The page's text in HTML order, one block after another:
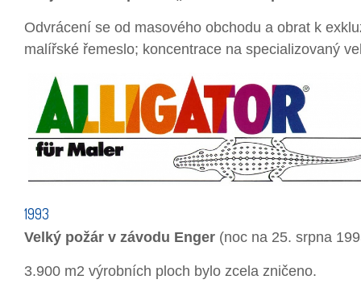
Odvrácení se od masového obchodu a obrat k
malířské řemeslo; koncentrace na specializovaný
1993
Velký požár v závodu Enger (noc na 25. srpna
3.900 m2 výrobních ploch bylo zcela zničeno.